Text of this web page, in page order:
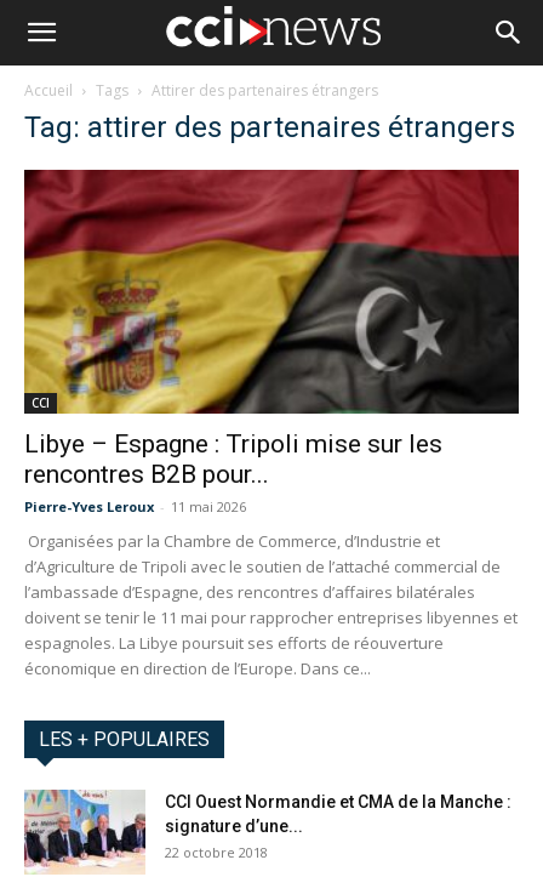
Accueil Tags Attirer des partenaires étrangers
Tag: attirer des partenaires étrangers
CCI
Libye – Espagne : Tripoli mise sur les
rencontres B2B pour...
Pierre-Yves Leroux - 11 mai 2026
Organisées par la Chambre de Commerce, d’Industrie et
d’Agriculture de Tripoli avec le soutien de l’attaché commercial de
l’ambassade d’Espagne, des rencontres d’affaires bilatérales
doivent se tenir le 11 mai pour rapprocher entreprises libyennes et
espagnoles. La Libye poursuit ses efforts de réouverture
économique en direction de l’Europe. Dans ce...
LES + POPULAIRES
CCI Ouest Normandie et CMA de la Manche :
signature d’une...
22 octobre 2018